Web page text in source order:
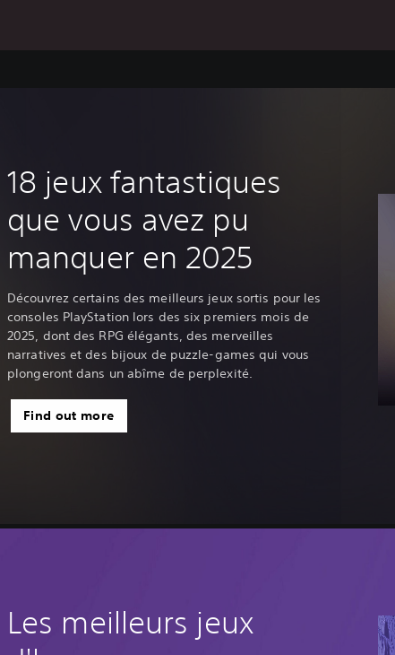
‎18 jeux fantastiques
que vous avez pu
manquer en 2025
Découvrez certains des meilleurs jeux sortis pour les
consoles PlayStation lors des six premiers mois de
2025, dont des RPG élégants, des merveilles
narratives et des bijoux de puzzle-games qui vous
plongeront dans un abîme de perplexité.
Find out more
Les meilleurs jeux